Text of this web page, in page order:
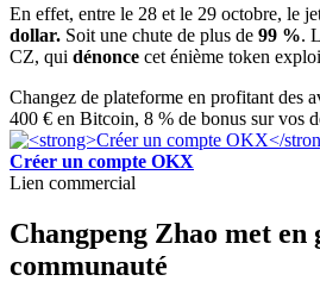
En effet, entre le 28 et le 29 octobre, le
dollar. Soit une chute de plus de 99 %.
CZ, qui dénonce cet énième token
Changez de plateforme en profitant des
400 € en Bitcoin, 8 % de bonus sur vos
Créer un compte OKX
Lien commercial
Changpeng Zhao met en
communauté